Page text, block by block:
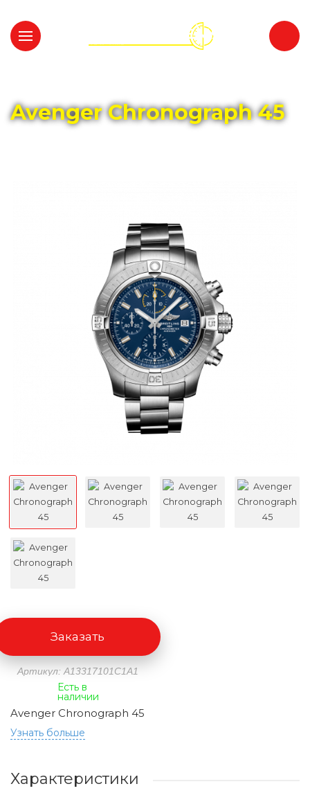
Avenger Chronograph 45
Артикул: A13317101C1A1
Есть в
наличии
Avenger Chronograph 45
Узнать больше
Заказать
Характеристики